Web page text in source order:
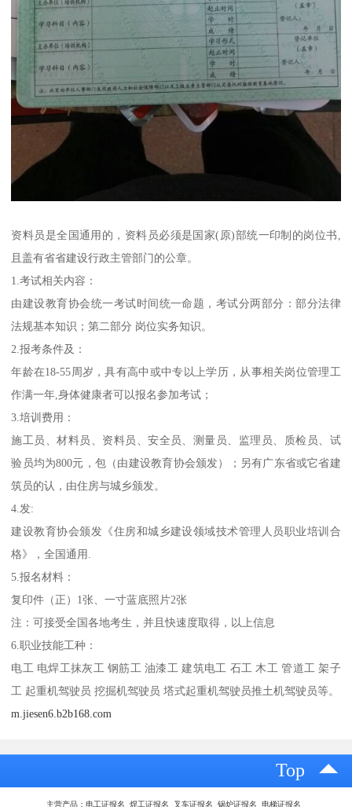
资料员是全国通用的，资料员必须是国家(原)部统一印制的岗位书,
且盖有省省建设行政主管部门的公章。
1.考试相关内容：
由建设教育协会统一考试时间统一命题，考试分两部分：部分法律
法规基本知识；第二部分 岗位实务知识。
2.报考条件及：
年龄在18-55周岁，具有高中或中专以上学历，从事相关岗位管理工
作满一年,身体健康者可以报名参加考试；
3.培训费用：
施工员、材料员、资料员、安全员、测量员、监理员、质检员、试
验员均为800元，包（由建设教育协会颁发）；另有广东省或它省建
筑员的认，由住房与城乡颁发。
4.发:
建设教育协会颁发《住房和城乡建设领域技术管理人员职业培训合
格》，全国通用.
5.报名材料：
复印件（正）1张、一寸蓝底照片2张
注：可接受全国各地考生，并且快速度取得，以上信息
6.职业技能工种：
电工 电焊工抹灰工 钢筋工 油漆工 建筑电工 石工 木工 管道工 架子
工 起重机驾驶员 挖掘机驾驶员 塔式起重机驾驶员推土机驾驶员等。
m.jiesen6.b2b168.com
Top
主营产品：电工证报名 焊工证报名 叉车证报名 锅炉证报名 电梯证报名